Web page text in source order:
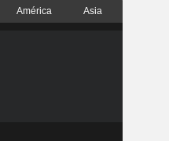
América Asia